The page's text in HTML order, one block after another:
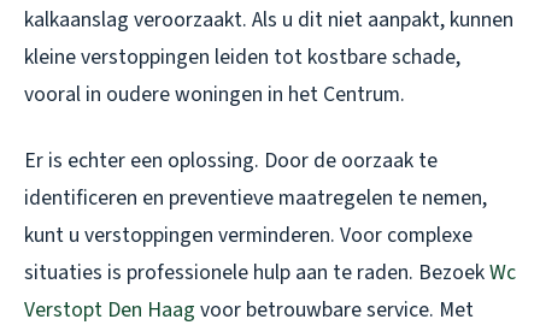
kalkaanslag veroorzaakt. Als u dit niet aanpakt, kunnen
kleine verstoppingen leiden tot kostbare schade,
vooral in oudere woningen in het Centrum.
Er is echter een oplossing. Door de oorzaak te
identificeren en preventieve maatregelen te nemen,
kunt u verstoppingen verminderen. Voor complexe
situaties is professionele hulp aan te raden. BezoekWc
Verstopt Den Haag voor betrouwbare service. Met